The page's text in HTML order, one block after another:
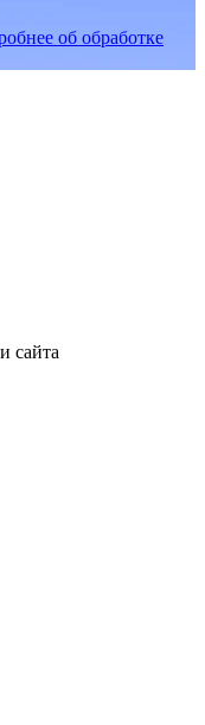
об обработке
сайта